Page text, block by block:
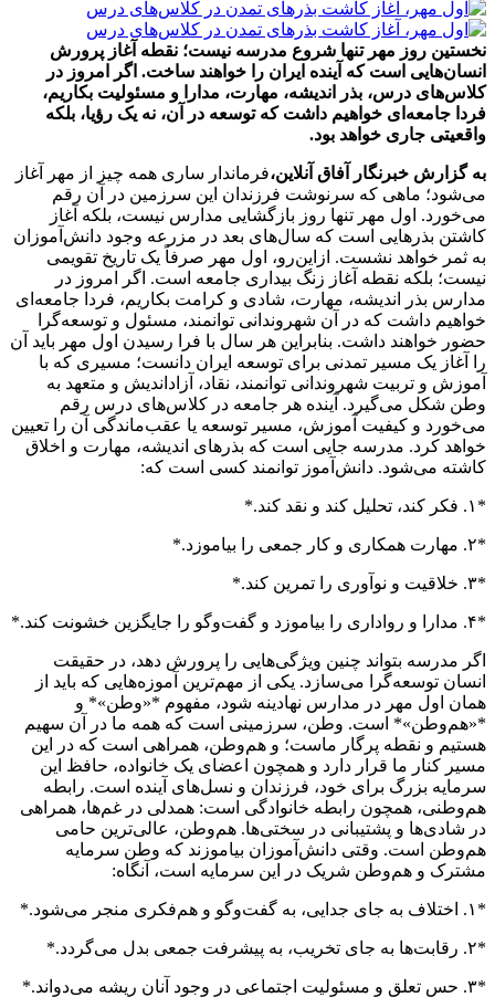
نخستین روز مهر تنها شروع مدرسه نیست؛ نقطه آغاز پرورش
انسان‌هایی است که آینده ایران را خواهند ساخت. اگر امروز در
کلاس‌های درس، بذر اندیشه، مهارت، مدارا و مسئولیت بکاریم،
فردا جامعه‌ای خواهیم داشت که توسعه در آن، نه یک رؤیا، بلکه
واقعیتی جاری خواهد بود.
به گزارش خبرنگار آفاق آنلاین،فرماندار ساری همه چیز از مهر آغاز
می‌شود؛ ماهی که سرنوشت فرزندان این سرزمین در آن رقم
می‌خورد. اول مهر تنها روز بازگشایی مدارس نیست، بلکه آغاز
کاشتن بذرهایی است که سال‌های بعد در مزرعه وجود دانش‌آموزان
به ثمر خواهد نشست. ازاین‌رو، اول مهر صرفاً یک تاریخ تقویمی
نیست؛ بلکه نقطه آغاز زنگ بیداری جامعه است. اگر امروز در
مدارس بذر اندیشه، مهارت، شادی و کرامت بکاریم، فردا جامعه‌ای
خواهیم داشت که در آن شهروندانی توانمند، مسئول و توسعه‌گرا
حضور خواهند داشت. بنابراین هر سال با فرا رسیدن اول مهر باید آن
را آغاز یک مسیر تمدنی برای توسعه ایران دانست؛ مسیری که با
آموزش و تربیت شهروندانی توانمند، نقاد، آزاداندیش و متعهد به
وطن شکل می‌گیرد. آینده هر جامعه در کلاس‌های درس رقم
می‌خورد و کیفیت آموزش، مسیر توسعه یا عقب‌ماندگی آن را تعیین
خواهد کرد. مدرسه جایی است که بذرهای اندیشه، مهارت و اخلاق
کاشته می‌شود. دانش‌آموز توانمند کسی است که:
*۱. فکر کند، تحلیل کند و نقد کند.*
*۲. مهارت همکاری و کار جمعی را بیاموزد.*
*۳. خلاقیت و نوآوری را تمرین کند.*
*۴. مدارا و رواداری را بیاموزد و گفت‌وگو را جایگزین خشونت کند.*
اگر مدرسه بتواند چنین ویژگی‌هایی را پرورش دهد، در حقیقت
انسان توسعه‌گرا می‌سازد. یکی از مهم‌ترین آموزه‌هایی که باید از
همان اول مهر در مدارس نهادینه شود، مفهوم *«وطن»* و
*«هم‌وطن»* است. وطن، سرزمینی است که همه ما در آن سهیم
هستیم و نقطه پرگار ماست؛ و هم‌وطن، همراهی است که در این
مسیر کنار ما قرار دارد و همچون اعضای یک خانواده، حافظ این
سرمایه بزرگ برای خود، فرزندان و نسل‌های آینده است. رابطه
هم‌وطنی، همچون رابطه خانوادگی است: همدلی در غم‌ها، همراهی
در شادی‌ها و پشتیبانی در سختی‌ها. هم‌وطن، عالی‌ترین حامی
هم‌وطن است. وقتی دانش‌آموزان بیاموزند که وطن سرمایه
مشترک و هم‌وطن شریک در این سرمایه است، آنگاه:
*۱. اختلاف به جای جدایی، به گفت‌وگو و هم‌فکری منجر می‌شود.*
*۲. رقابت‌ها به جای تخریب، به پیشرفت جمعی بدل می‌گردد.*
*۳. حس تعلق و مسئولیت اجتماعی در وجود آنان ریشه می‌دواند.*